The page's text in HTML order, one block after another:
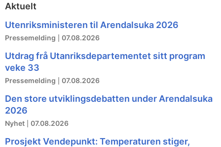
Aktuelt
Utenriksministeren til Arendalsuka 2026
Pressemelding 07.08.2026
Utdrag frå Utanriksdepartementet sitt program
veke 33
Pressemelding 07.08.2026
Den store utviklingsdebatten under Arendalsuka
2026
Nyhet 07.08.2026
Prosjekt Vendepunkt: Temperaturen stiger,